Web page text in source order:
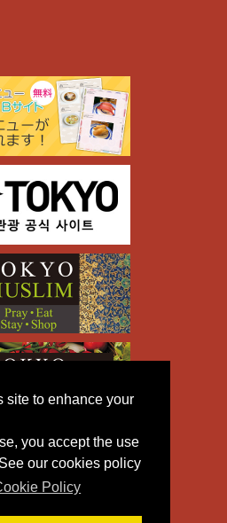
site to enhance your
you accept the use
our cookies policy
Policy